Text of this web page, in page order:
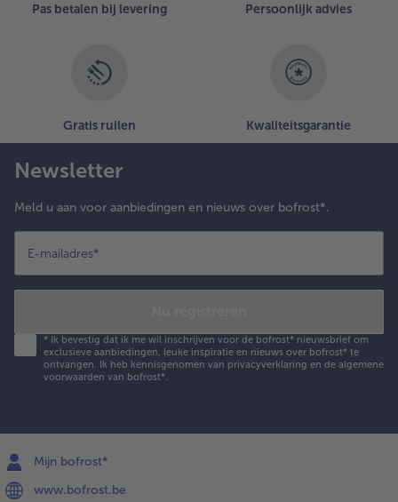
Pas betalen bij levering Persoonlijk advies
Gratis ruilen Kwaliteitsgarantie
Newsletter
Meld u aan voor aanbiedingen en nieuws over bofrost*.
E-mailadres*
* Ik bevestig dat ik me wil inschrijven voor de bofrost* nieuwsbrief om
exclusieve aanbiedingen, leuke inspiratie en nieuws over bofrost* te
ontvangen. Ik heb kennisgenomen van privacyverklaring en de algemene
voorwaarden van bofrost*.
Mijn bofrost*
www.bofrost.be